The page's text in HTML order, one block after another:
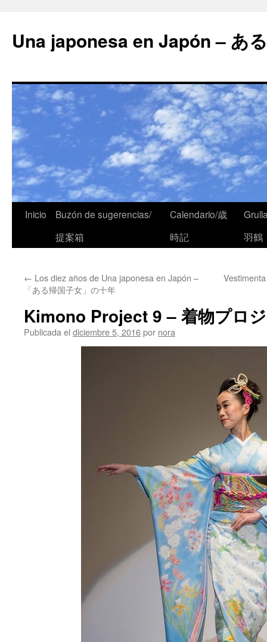
Una japonesa en Japón – あ
Inicio
Buzón de sugerencias/
提案箱
Calendario/歳
時記
羽鶴
← Los diez años de Una japonesa en Japón –
「ある帰国子女」の十年
Kimono Project 9 – 着物プロ
Publicada el diciembre 5, 2016por nora